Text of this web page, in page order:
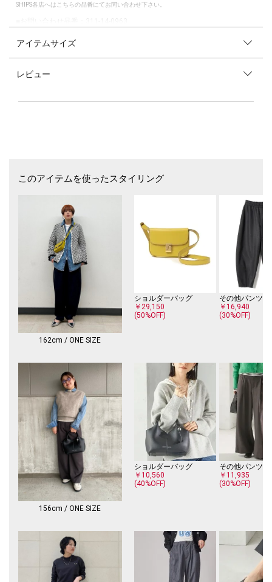
SHIPS各店へはこちらの品番にてお問い合わせ下さい。
【ROCKMOUNT】（ロックマウント）
で、シルエットなど改良を加えつつ変わらぬデザインを守り続け、今でも
アイテムサイズ
レビュー
このアイテムを使ったスタイリング
162cm / ONE SIZE
ショルダーバッグ
￥29,150
(50%OFF)
その他パンツ
￥16,940
(30%OFF)
156cm / ONE SIZE
ショルダーバッグ
￥10,560
(40%OFF)
その他パンツ
￥11,935
(30%OFF)